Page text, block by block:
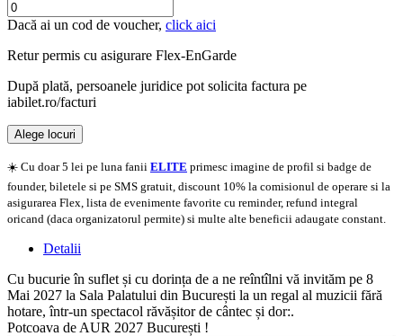
Dacă ai un cod de voucher, click aici
Retur permis cu asigurare Flex-EnGarde
După plată, persoanele juridice pot solicita factura pe
iabilet.ro/facturi
Alege locuri
☀️ Cu doar 5 lei pe luna fanii ELITE primesc imagine de profil si badge de
founder, biletele si pe SMS gratuit, discount 10% la comisionul de operare si la
asigurarea Flex, lista de evenimente favorite cu reminder, refund integral
oricand (daca organizatorul permite) si multe alte beneficii adaugate constant.
Detalii
Cu bucurie în suflet și cu dorința de a ne reîntîlni vă invităm pe 8
Mai 2027 la Sala Palatului din București la un regal al muzicii fără
hotare, într-un spectacol răvășitor de cântec și dor:.
Potcoava de AUR 2027 București !